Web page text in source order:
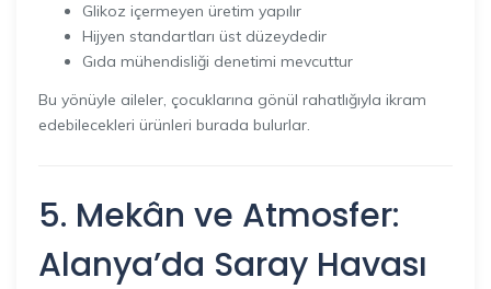
Glikoz içermeyen üretim yapılır
Hijyen standartları üst düzeydedir
Gıda mühendisliği denetimi mevcuttur
Bu yönüyle aileler, çocuklarına gönül rahatlığıyla ikram
edebilecekleri ürünleri burada bulurlar.
5. Mekân ve Atmosfer:
Alanya’da Saray Havası